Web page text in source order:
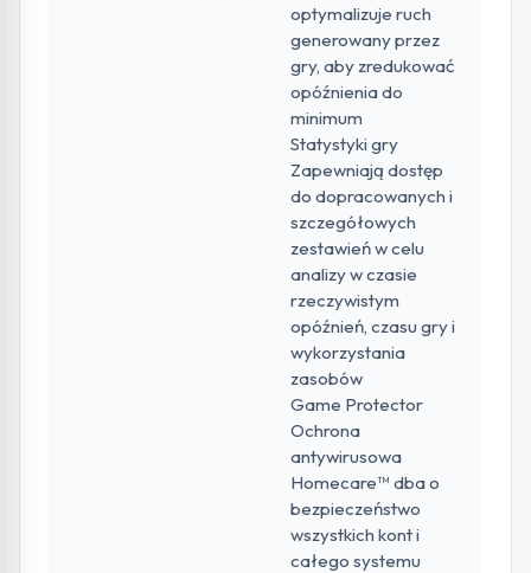
optymalizuje ruch
generowany przez
gry, aby zredukować
opóźnienia do
minimum
Statystyki gry
Zapewniają dostęp
do dopracowanych i
szczegółowych
zestawień w celu
analizy w czasie
rzeczywistym
opóźnień, czasu gry i
wykorzystania
zasobów
Game Protector
Ochrona
antywirusowa
Homecare™ dba o
bezpieczeństwo
wszystkich kont i
całego systemu